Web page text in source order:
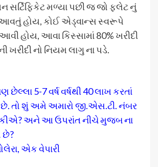
સર્ટિફિકેટ મળ્યા પછી જ જો ફ્લેટ નું
આવતું હોય, કોઈ એડ્વાન્સ સ્વરૂપે
હોય, આવા કિસ્સામાં 80% ખરીદી
ખરીદી નો નિયમ લાગુ ના પડે.
છેલ્લા 5-7 વર્ષ વર્ષથી 40 લાખ કરતાં
તો શું અમે અમારો જી.એસ.ટી. નંબર
અને આ ઉપરાંત નીચે મુજબ ના
છે?
એક વેપારી